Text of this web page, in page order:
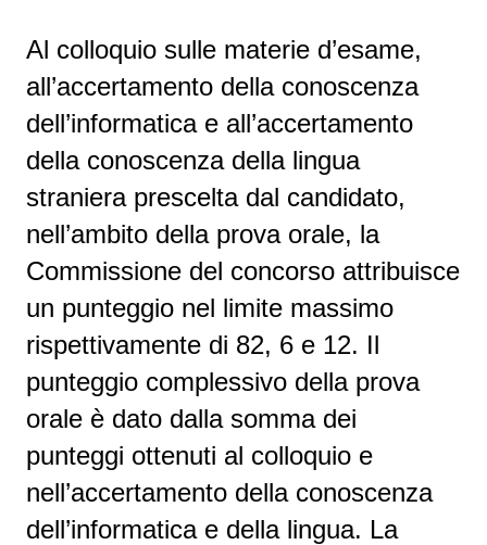
Al colloquio sulle materie d’esame,
all’accertamento della conoscenza
dell’informatica e all’accertamento
della conoscenza della lingua
straniera prescelta dal candidato,
nell’ambito della prova orale, la
Commissione del concorso attribuisce
un punteggio nel limite massimo
rispettivamente di 82, 6 e 12. Il
punteggio complessivo della prova
orale è dato dalla somma dei
punteggi ottenuti al colloquio e
nell’accertamento della conoscenza
dell’informatica e della lingua. La